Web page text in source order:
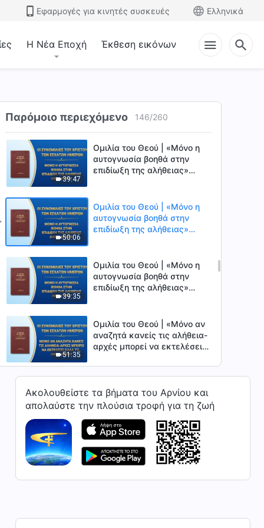
Εφαρμογές για κινητές συσκευές Ελληνικά
Η Νέα Εποχή Έκθεση εικόνων
Παρόμοιο περιεχόμενο 146/260
(Μέρος δεύτερο)
επιδιώκοντας την αλήθεια
μπορεί κανείς να διαλύσει
1:17:07
επιδιώκοντας την αλήθεια
μπορεί κανείς να διαλύσει
τις αντιλήψεις και τις
παρανοήσεις του για τον
Θεό» (Μέρος δεύτερο)
39:47
Ομιλία του Θεού | «Μόνο η
αυτογνωσία βοηθά στην
επιδίωξη της αλήθειας»
50:06
Ομιλία του Θεού | «Μόνο η
αυτογνωσία βοηθά στην
επιδίωξη της αλήθειας»
39:35
Ομιλία του Θεού | «Μόνο η
αυτογνωσία βοηθά στην
επιδίωξη της αλήθειας»
51:35
Ομιλία του Θεού | «Μόνο αν
αναζητά κανείς τις αλήθεια-
αρχές μπορεί να εκτελέσει
(Μέρος πρώτο)
αναζητά κανείς τις αλήθεια-
αρχές μπορεί να εκτελέσει
(Μέρος δεύτερο)
Ομιλία του Θεού | «Μόνο αν
αναζητά κανείς τις αλήθεια-
αρχές μπορεί να εκτελέσει
άνθρωπος απέναντι στον
Ακολουθείστε τα βήματα του Αρνίου και
απολαύστε την πλούσια τροφή για τη ζωή